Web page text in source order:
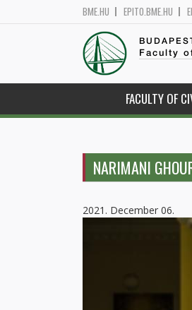
BME.HU EPITO.BME.HU
Faculty
FACULTY OF
NARIMANI
2021. December 06.